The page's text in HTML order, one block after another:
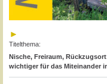
Titelthema:
Nische, Freiraum,
wichtiger für das Miteinander